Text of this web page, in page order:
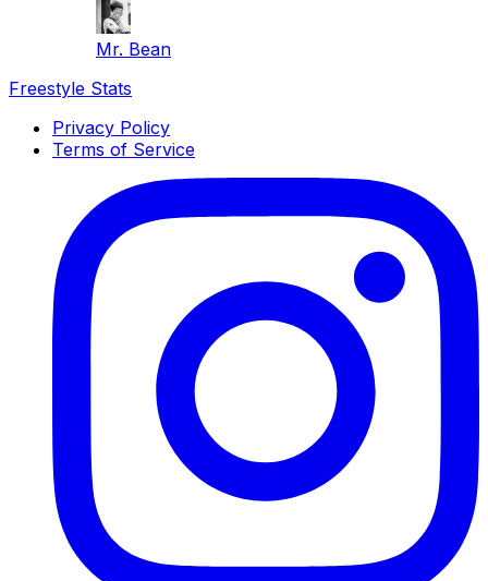
Mr. Bean
Freestyle Stats
Privacy Policy
Terms of Service